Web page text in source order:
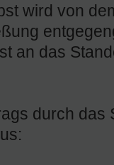
wird von
an das
durch das